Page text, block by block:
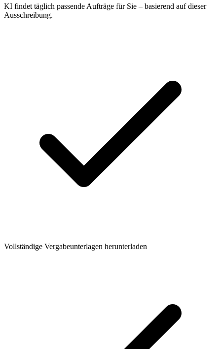
KI findet täglich passende Aufträge für Sie – basierend auf dieser
Ausschreibung.
Vollständige Vergabeunterlagen herunterladen